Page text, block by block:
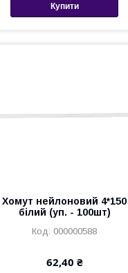
Купити
Хомут нейлоновий 4*150
білий (уп. - 100шт)
000000588
62,40 ₴